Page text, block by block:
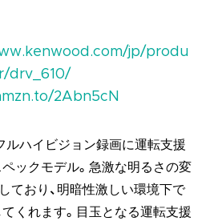
jp/produ
drv_610/
2Abn5cN
ルハイビジョン録画に運転支援
ックモデル。急激な明るさの変
ており、明暗性激しい環境下で
くれます。目玉となる運転支援